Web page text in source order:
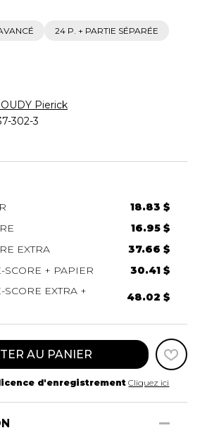
24 P. + PARTIE SÉPARÉE
Pierick
302-3
18.83 $
16.95 $
EXTRA
37.66 $
SCORE + PAPIER
30.41 $
EXTRA +
48.02 $
AU PANIER
d'enregistrement Cliquez ici